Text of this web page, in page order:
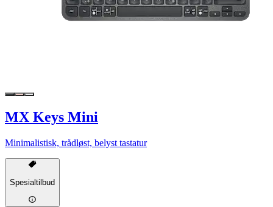
MX Keys Mini
Minimalistisk, trådløst, belyst tastatur
Spesialtilbud